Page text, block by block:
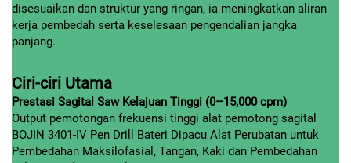
disesuaikan dan struktur yang ringan, ia meningkatkan aliran
kerja pembedah serta keselesaan pengendalian jangka
panjang.
Ciri-ciri Utama
Prestasi Sagital Saw Kelajuan Tinggi (0–15,000 cpm)
Output pemotongan frekuensi tinggi alat pemotong sagital
BOJIN 3401-IV Pen Drill Bateri Dipacu Alat Perubatan untuk
Pembedahan Maksilofasial, Tangan, Kaki dan Pembedahan